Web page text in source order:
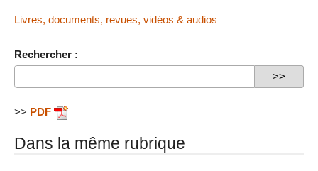
Livres, documents, revues, vidéos & audios
Rechercher :
>> PDF
Dans la même rubrique